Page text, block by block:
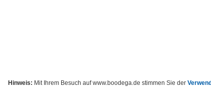
Hinweis: Mit Ihrem Besuch auf www.boodega.de stimmen Sie der